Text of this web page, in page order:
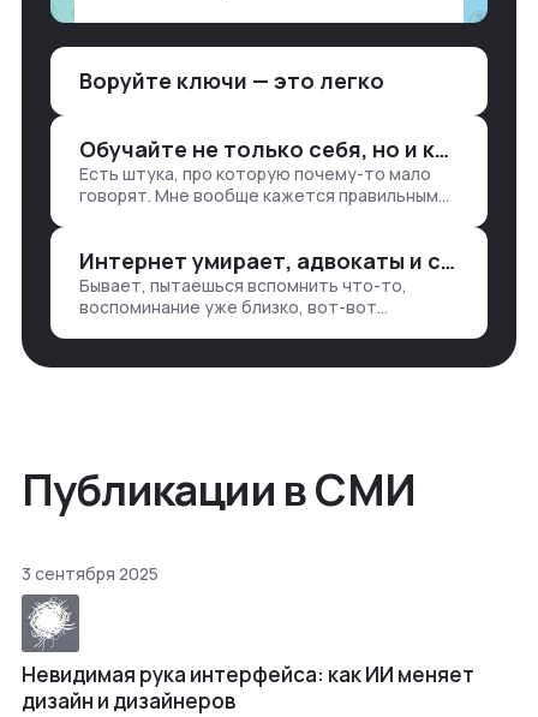
аналитикой лет 15 назад, нужно было:
продажи, заявки, прогресс по проекту
— все ручками
Воруйте ключи — это легко
Обучайте не только себя, но и клиентов
Есть штука, про которую почему-то мало
говорят. Мне вообще кажется правильным
хватаешь у клиента: е…
Интернет умирает, адвокаты и судьи в растерянности, а я хочу песню
Бывает, пытаешься вспомнить что-то,
воспоминание уже близко, вот-вот
неделями, если сильно не повезе…
Публикации в СМИ
3 сентября 2025
Невидимая рука интерфейса: как ИИ меняет
дизайн и дизайнеров